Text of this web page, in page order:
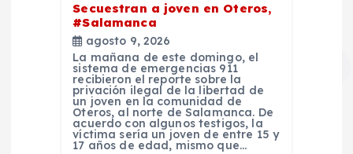
Secuestran a joven en Oteros,
#Salamanca
agosto 9, 2026
La mañana de este domingo, el
sistema de emergencias 911
recibieron el reporte sobre la
privación ilegal de la libertad de
un joven en la comunidad de
Oteros, al norte de Salamanca. De
acuerdo con algunos testigos, la
víctima sería un joven de entre 15 y
17 años de edad, mismo que…